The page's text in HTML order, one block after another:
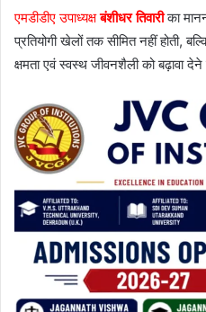
एमडीडीए उपाध्यक्षबंशीधर तिवारीका
प्रतियोगी खेलों तक सीमित नहीं होती,
क्षमता एवं स्वस्थ जीवनशैली को बढ़ावा